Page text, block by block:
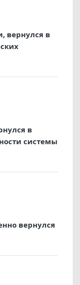
вернулся в
в
системы
вернулся